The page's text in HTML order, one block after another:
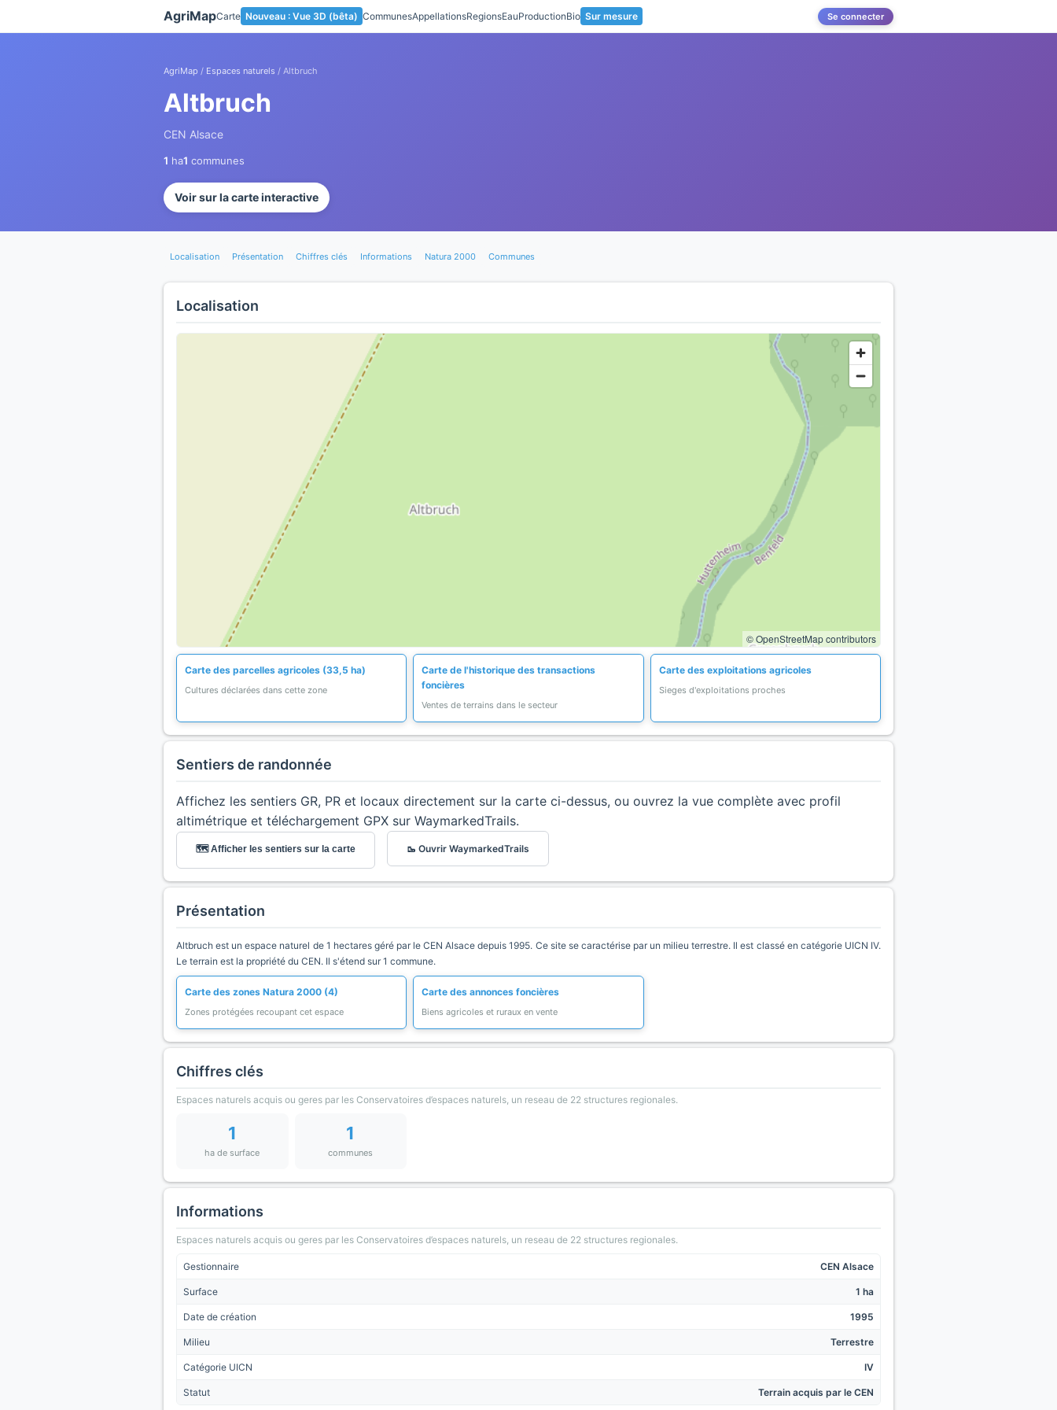
AgriMapCarte Nouveau : Vue 3D (bêta) CommunesAppellationsRegionsEauProductionBio Sur mesure Se connecter
AgriMap / Espaces naturels / Altbruch
Altbruch
CEN Alsace
1 ha1 communes
Voir sur la carte interactive
Localisation Présentation Chiffres clés Informations Natura 2000 Communes
Localisation
© OpenStreetMap contributors
Carte des parcelles agricoles (33,5 ha)
Cultures déclarées dans cette zone
Carte de l'historique des transactions
foncières
Ventes de terrains dans le secteur
Carte des exploitations agricoles
Sieges d'exploitations proches
Sentiers de randonnée
Affichez les sentiers GR, PR et locaux directement sur la carte ci-dessus, ou ouvrez la vue complète avec profil
altimétrique et téléchargement GPX sur WaymarkedTrails.
🗺️ Afficher les sentiers sur la carte 🥾 Ouvrir WaymarkedTrails
Présentation
Altbruch est un espace naturel de 1 hectares géré par le CEN Alsace depuis 1995. Ce site se caractérise par un milieu terrestre. Il est classé en catégorie UICN IV.
Le terrain est la propriété du CEN. Il s'étend sur 1 commune.
Carte des zones Natura 2000 (4)
Zones protégées recoupant cet espace
Carte des annonces foncières
Biens agricoles et ruraux en vente
Chiffres clés
Espaces naturels acquis ou geres par les Conservatoires d’espaces naturels, un reseau de 22 structures regionales.
1
ha de surface
1
communes
Informations
Espaces naturels acquis ou geres par les Conservatoires d’espaces naturels, un reseau de 22 structures regionales.
Gestionnaire CEN Alsace
Surface 1 ha
Date de création 1995
Milieu Terrestre
Catégorie UICN IV
Statut Terrain acquis par le CEN
Panneau de gestion des cookies